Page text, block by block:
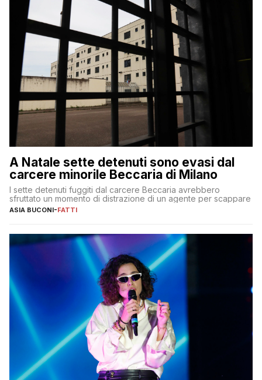
A Natale sette detenuti sono evasi dal
carcere minorile Beccaria di Milano
I sette detenuti fuggiti dal carcere Beccaria avrebbero
sfruttato un momento di distrazione di un agente per scappare
ASIA BUCONI-FATTI